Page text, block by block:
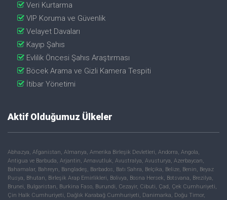
Veri Kurtarma
VIP Koruma ve Güvenlik
Velayet Davaları
Kayıp Şahıs
Evlilik Öncesi Şahıs Araştırması
Böcek Arama ve Gizli Kamera Tespiti
İtibar Yönetimi
Aktif Olduğumuz Ülkeler
Abhazya, Afganistan, Almanya, Amerika Birleşik Devletleri, Andorra, Angola,
Antigua ve Barbuda, Arjantin, Arnavutluk, Avustralya, Avusturya, Azerbaycan,
Bahamalar, Bahreyn, Bangladeş, Barbados, Batı Sahra, Belçika, Belize, Benin, Beyaz
Rusya, Bhutan, Birleşik Arap Emirlikleri, Bolivya, Bosna Hersek, Botsvana, Brezilya,
Brunei, Bulgaristan, Burkina Faso, Burundi, Cezayir, Cibuti, Çad, Çek Cumhuriyeti,
Çin Halk Cumhuriyeti, Dağlık Karabağ Cumhuriyeti, Danimarka, Doğu Timor,